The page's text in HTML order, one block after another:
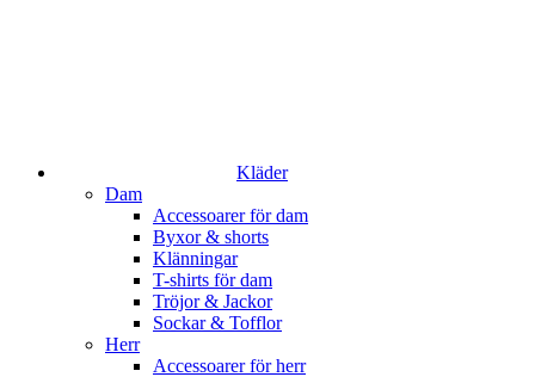
Kläder
Dam
Accessoarer för dam
Byxor & shorts
Klänningar
T-shirts för dam
Tröjor & Jackor
Sockar & Tofflor
Herr
Accessoarer för herr